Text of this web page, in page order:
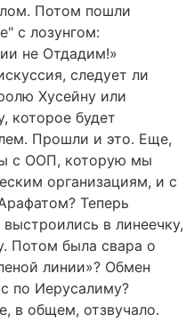
Потом пошли
с лозунгом:
не Отдадим!»
следует ли
Хусейну или
которое будет
Прошли и это. Еще,
с ООП, которую мы
организациям, и с
Теперь
в линеечку,
Потом была свара о
линии»? Обмен
по Иерусалиму?
в общем, отзвучало.